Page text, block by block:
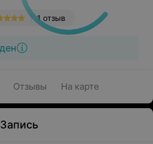
1 отзыв
Отзывы На карте
Запись